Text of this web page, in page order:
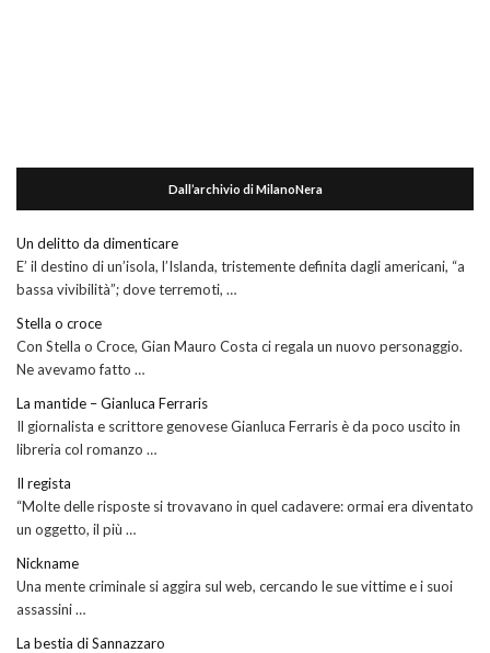
Dall’archivio di MilanoNera
Un delitto da dimenticare
E’ il destino di un’isola, l’Islanda, tristemente definita dagli americani, “a
bassa vivibilità”; dove terremoti, …
Stella o croce
Con Stella o Croce, Gian Mauro Costa ci regala un nuovo personaggio.
Ne avevamo fatto …
La mantide – Gianluca Ferraris
Il giornalista e scrittore genovese Gianluca Ferraris è da poco uscito in
libreria col romanzo …
Il regista
“Molte delle risposte si trovavano in quel cadavere: ormai era diventato
un oggetto, il più …
Nickname
Una mente criminale si aggira sul web, cercando le sue vittime e i suoi
assassini …
La bestia di Sannazzaro